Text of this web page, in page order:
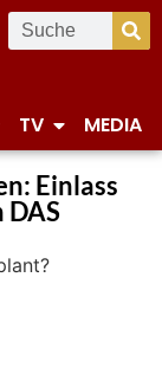
TV MEDIA
Einlass
DAS